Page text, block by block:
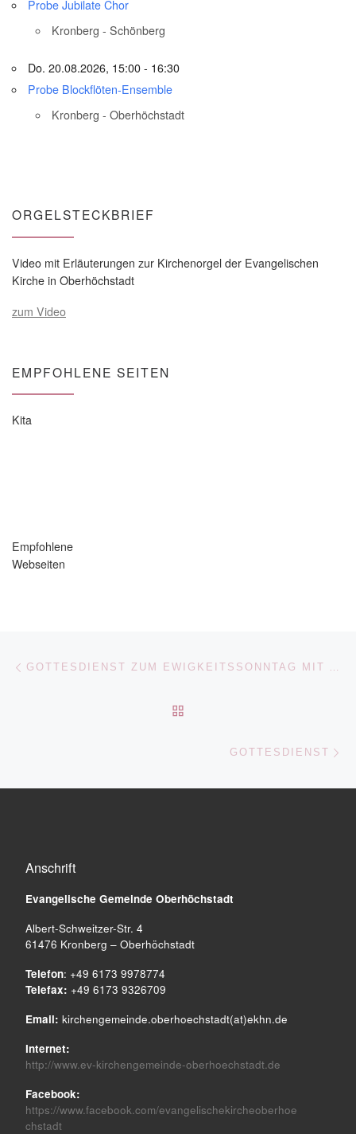
Probe Jubilate Chor
Kronberg - Schönberg
Do. 20.08.2026, 15:00 - 16:30
Probe Blockflöten-Ensemble
Kronberg - Oberhöchstadt
ORGELSTECKBRIEF
Video mit Erläuterungen zur Kirchenorgel der Evangelischen
Kirche in Oberhöchstadt
zum Video
EMPFOHLENE SEITEN
Kita
Empfohlene
Webseiten
Beitragsnavigation GOTTESDIENST ZUM EWIGKEITSSONNTAG MIT ABENDMAHL
GOTTESDIENST
Anschrift
Evangelische Gemeinde Oberhöchstadt
Albert-Schweitzer-Str. 4
61476 Kronberg – Oberhöchstadt
Telefon: +49 6173 9978774
Telefax: +49 6173 9326709
Email: kirchengemeinde.oberhoechstadt(at)ekhn.de
Internet:
http://www.ev-kirchengemeinde-oberhoechstadt.de
Facebook:
https://www.facebook.com/evangelischekircheoberhoe
chstadt